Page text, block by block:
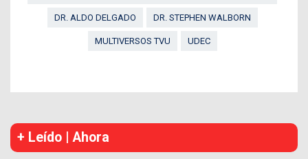
DR. ALDO DELGADO DR. STEPHEN WALBORN
MULTIVERSOS TVU UDEC
+ Leído | Ahora